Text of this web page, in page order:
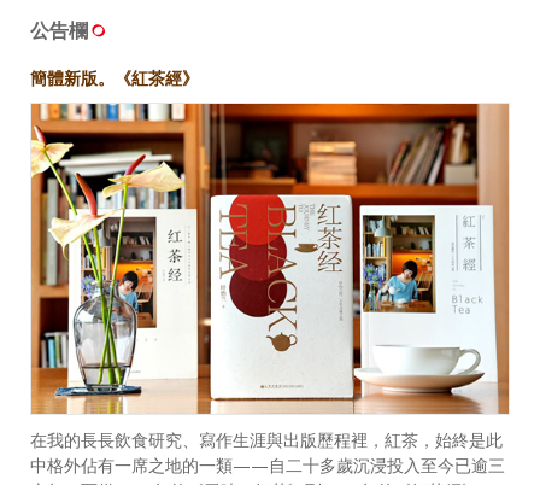
公告欄
簡體新版。《紅茶經》
在我的長長飲食研究、寫作生涯與出版歷程裡，紅茶，始終是此
中格外佔有一席之地的一類——自二十多歲沉浸投入至今已逾三